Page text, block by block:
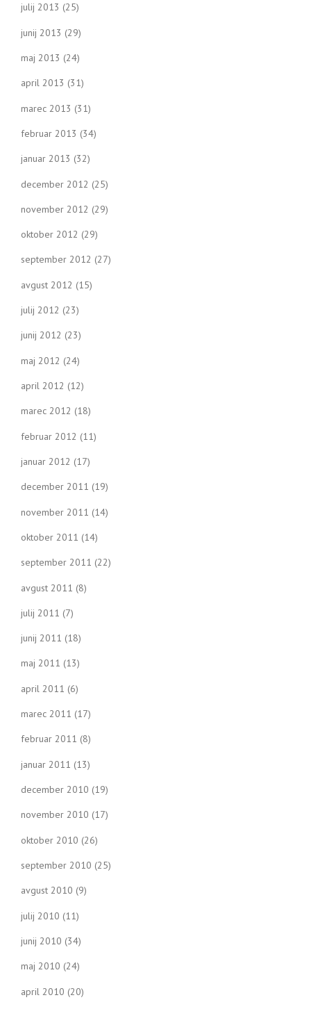
julij 2013 (25)
junij 2013 (29)
maj 2013 (24)
april 2013 (31)
marec 2013 (31)
februar 2013 (34)
januar 2013 (32)
december 2012 (25)
november 2012 (29)
oktober 2012 (29)
september 2012 (27)
avgust 2012 (15)
julij 2012 (23)
junij 2012 (23)
maj 2012 (24)
april 2012 (12)
marec 2012 (18)
februar 2012 (11)
januar 2012 (17)
december 2011 (19)
november 2011 (14)
oktober 2011 (14)
september 2011 (22)
avgust 2011 (8)
julij 2011 (7)
junij 2011 (18)
maj 2011 (13)
april 2011 (6)
marec 2011 (17)
februar 2011 (8)
januar 2011 (13)
december 2010 (19)
november 2010 (17)
oktober 2010 (26)
september 2010 (25)
avgust 2010 (9)
julij 2010 (11)
junij 2010 (34)
maj 2010 (24)
april 2010 (20)